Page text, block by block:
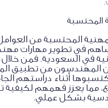
المحتسبة
المحتسبة من
في تطوير مهارات
في السعودية. فمن
المهندسون من تطبيق
أثناء دراستهم
مما يعزز فهمهم لكيفية
بشكل عملي.